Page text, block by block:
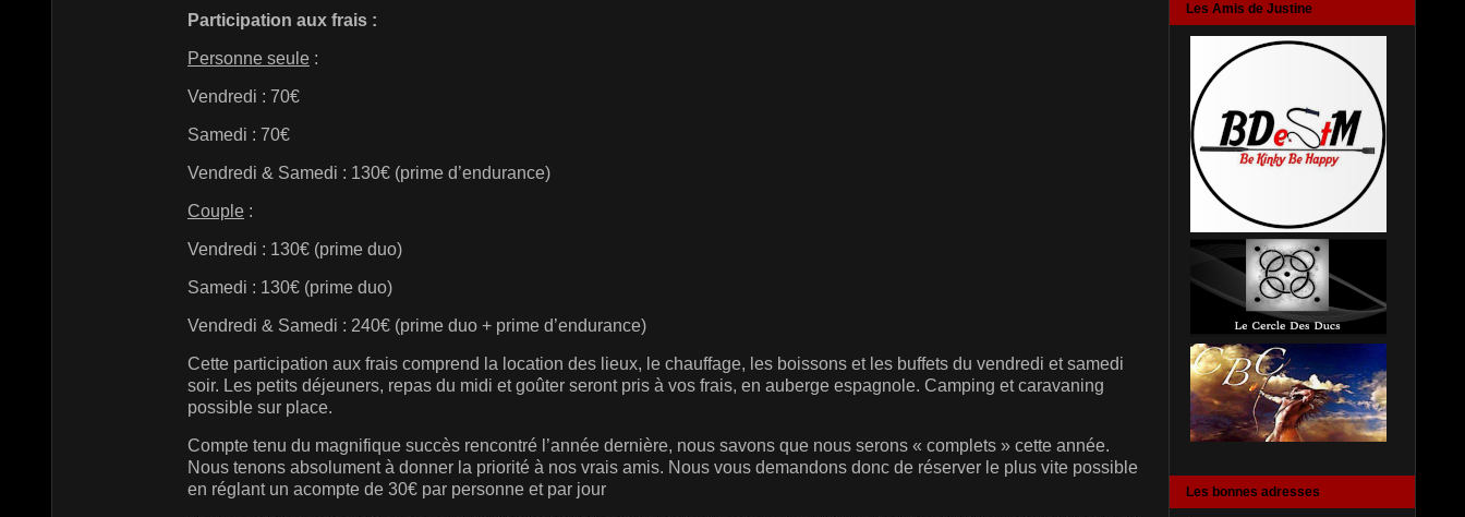
Participation aux frais :
Personne seule :
Vendredi : 70€
Samedi : 70€
Vendredi & Samedi : 130€ (prime d’endurance)
Couple :
Vendredi : 130€ (prime duo)
Samedi : 130€ (prime duo)
Vendredi & Samedi : 240€ (prime duo + prime d’endurance)
Cette participation aux frais comprend la location des lieux, le chauffage, les boissons et les buffets du vendredi et samedi
soir. Les petits déjeuners, repas du midi et goûter seront pris à vos frais, en auberge espagnole. Camping et caravaning
possible sur place.
Compte tenu du magnifique succès rencontré l’année dernière, nous savons que nous serons « complets » cette année.
Nous tenons absolument à donner la priorité à nos vrais amis. Nous vous demandons donc de réserver le plus vite possible
en réglant un acompte de 30€ par personne et par jour
Les Amis de Justine
Les bonnes adresses